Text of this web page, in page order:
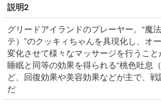
説明2
グリードアイランドのプレーヤー。“魔
テ）”のクッキィちゃんを具現化し、オ
変化させて様々なマッサージを行うこ
睡眠と同等の効果を得られる“桃色吐息
ど、回復効果や美容効果などが主で、
だ